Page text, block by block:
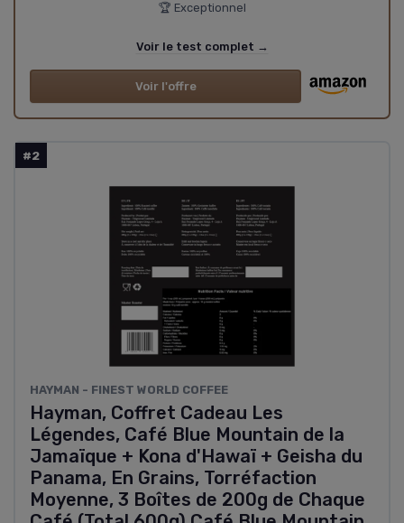
🏆 Exceptionnel
Voir le test complet →
Voir l'offre
#2
HAYMAN - FINEST WORLD COFFEE
Hayman, Coffret Cadeau Les
Légendes, Café Blue Mountain de la
Jamaïque + Kona d'Hawaï + Geisha du
Panama, En Grains, Torréfaction
Moyenne, 3 Boîtes de 200g de Chaque